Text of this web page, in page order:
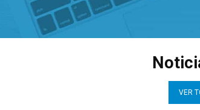
VER